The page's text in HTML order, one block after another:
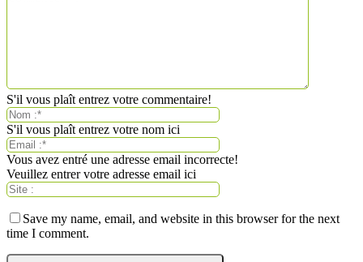
S'il vous plaît entrez votre commentaire!
S'il vous plaît entrez votre nom ici
Vous avez entré une adresse email incorrecte!
Veuillez entrer votre adresse email ici
Save my name, email, and website in this browser for the next
time I comment.